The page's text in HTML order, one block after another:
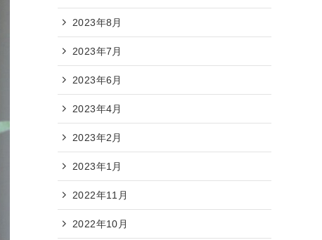
2023年8月
2023年7月
2023年6月
2023年4月
2023年2月
2023年1月
2022年11月
2022年10月